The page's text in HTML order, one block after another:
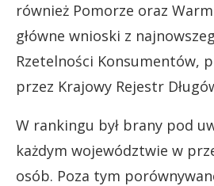
również Pomorze oraz
główne wnioski z
Rzetelności Konsumentów,
przez Krajowy Rejestr
W rankingu był brany pod
każdym województwie w
osób. Poza tym